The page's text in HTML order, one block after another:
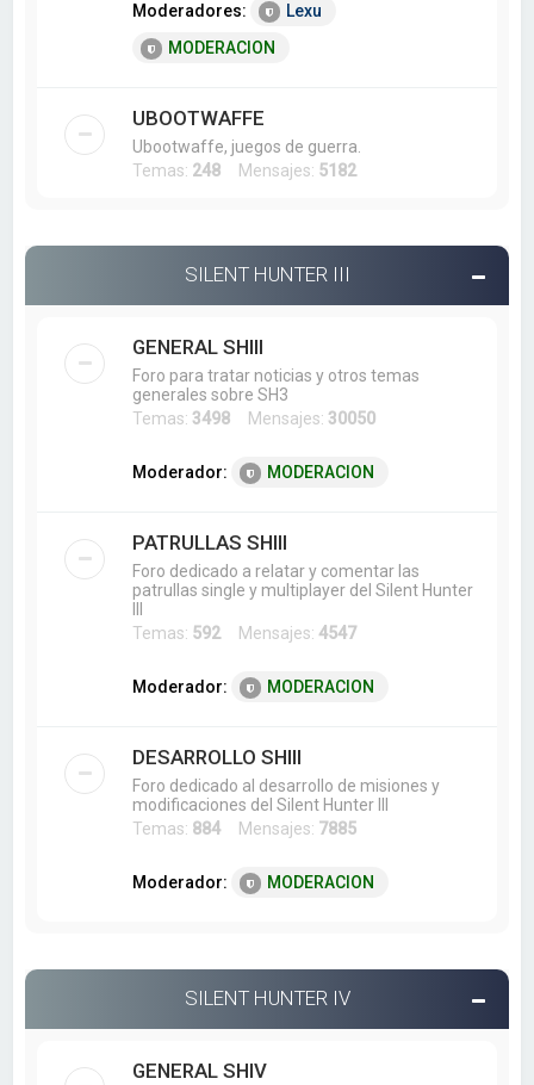
Moderadores:
Lexu
MODERACION
UBOOTWAFFE
Ubootwaffe, juegos de guerra.
Temas: 248 Mensajes: 5182
SILENT HUNTER III
GENERAL SHIII
Foro para tratar noticias y otros temas
generales sobre SH3
Temas: 3498 Mensajes: 30050
Moderador: MODERACION
PATRULLAS SHIII
Foro dedicado a relatar y comentar las
patrullas single y multiplayer del Silent Hunter
Temas: 592Mensajes:4547
Moderador: MODERACION
DESARROLLO SHIII
Foro dedicado al desarrollo de misiones y
modificaciones del Silent Hunter III
Temas: 884 Mensajes: 7885
Moderador: MODERACION
SILENT HUNTER IV
GENERAL SHIV